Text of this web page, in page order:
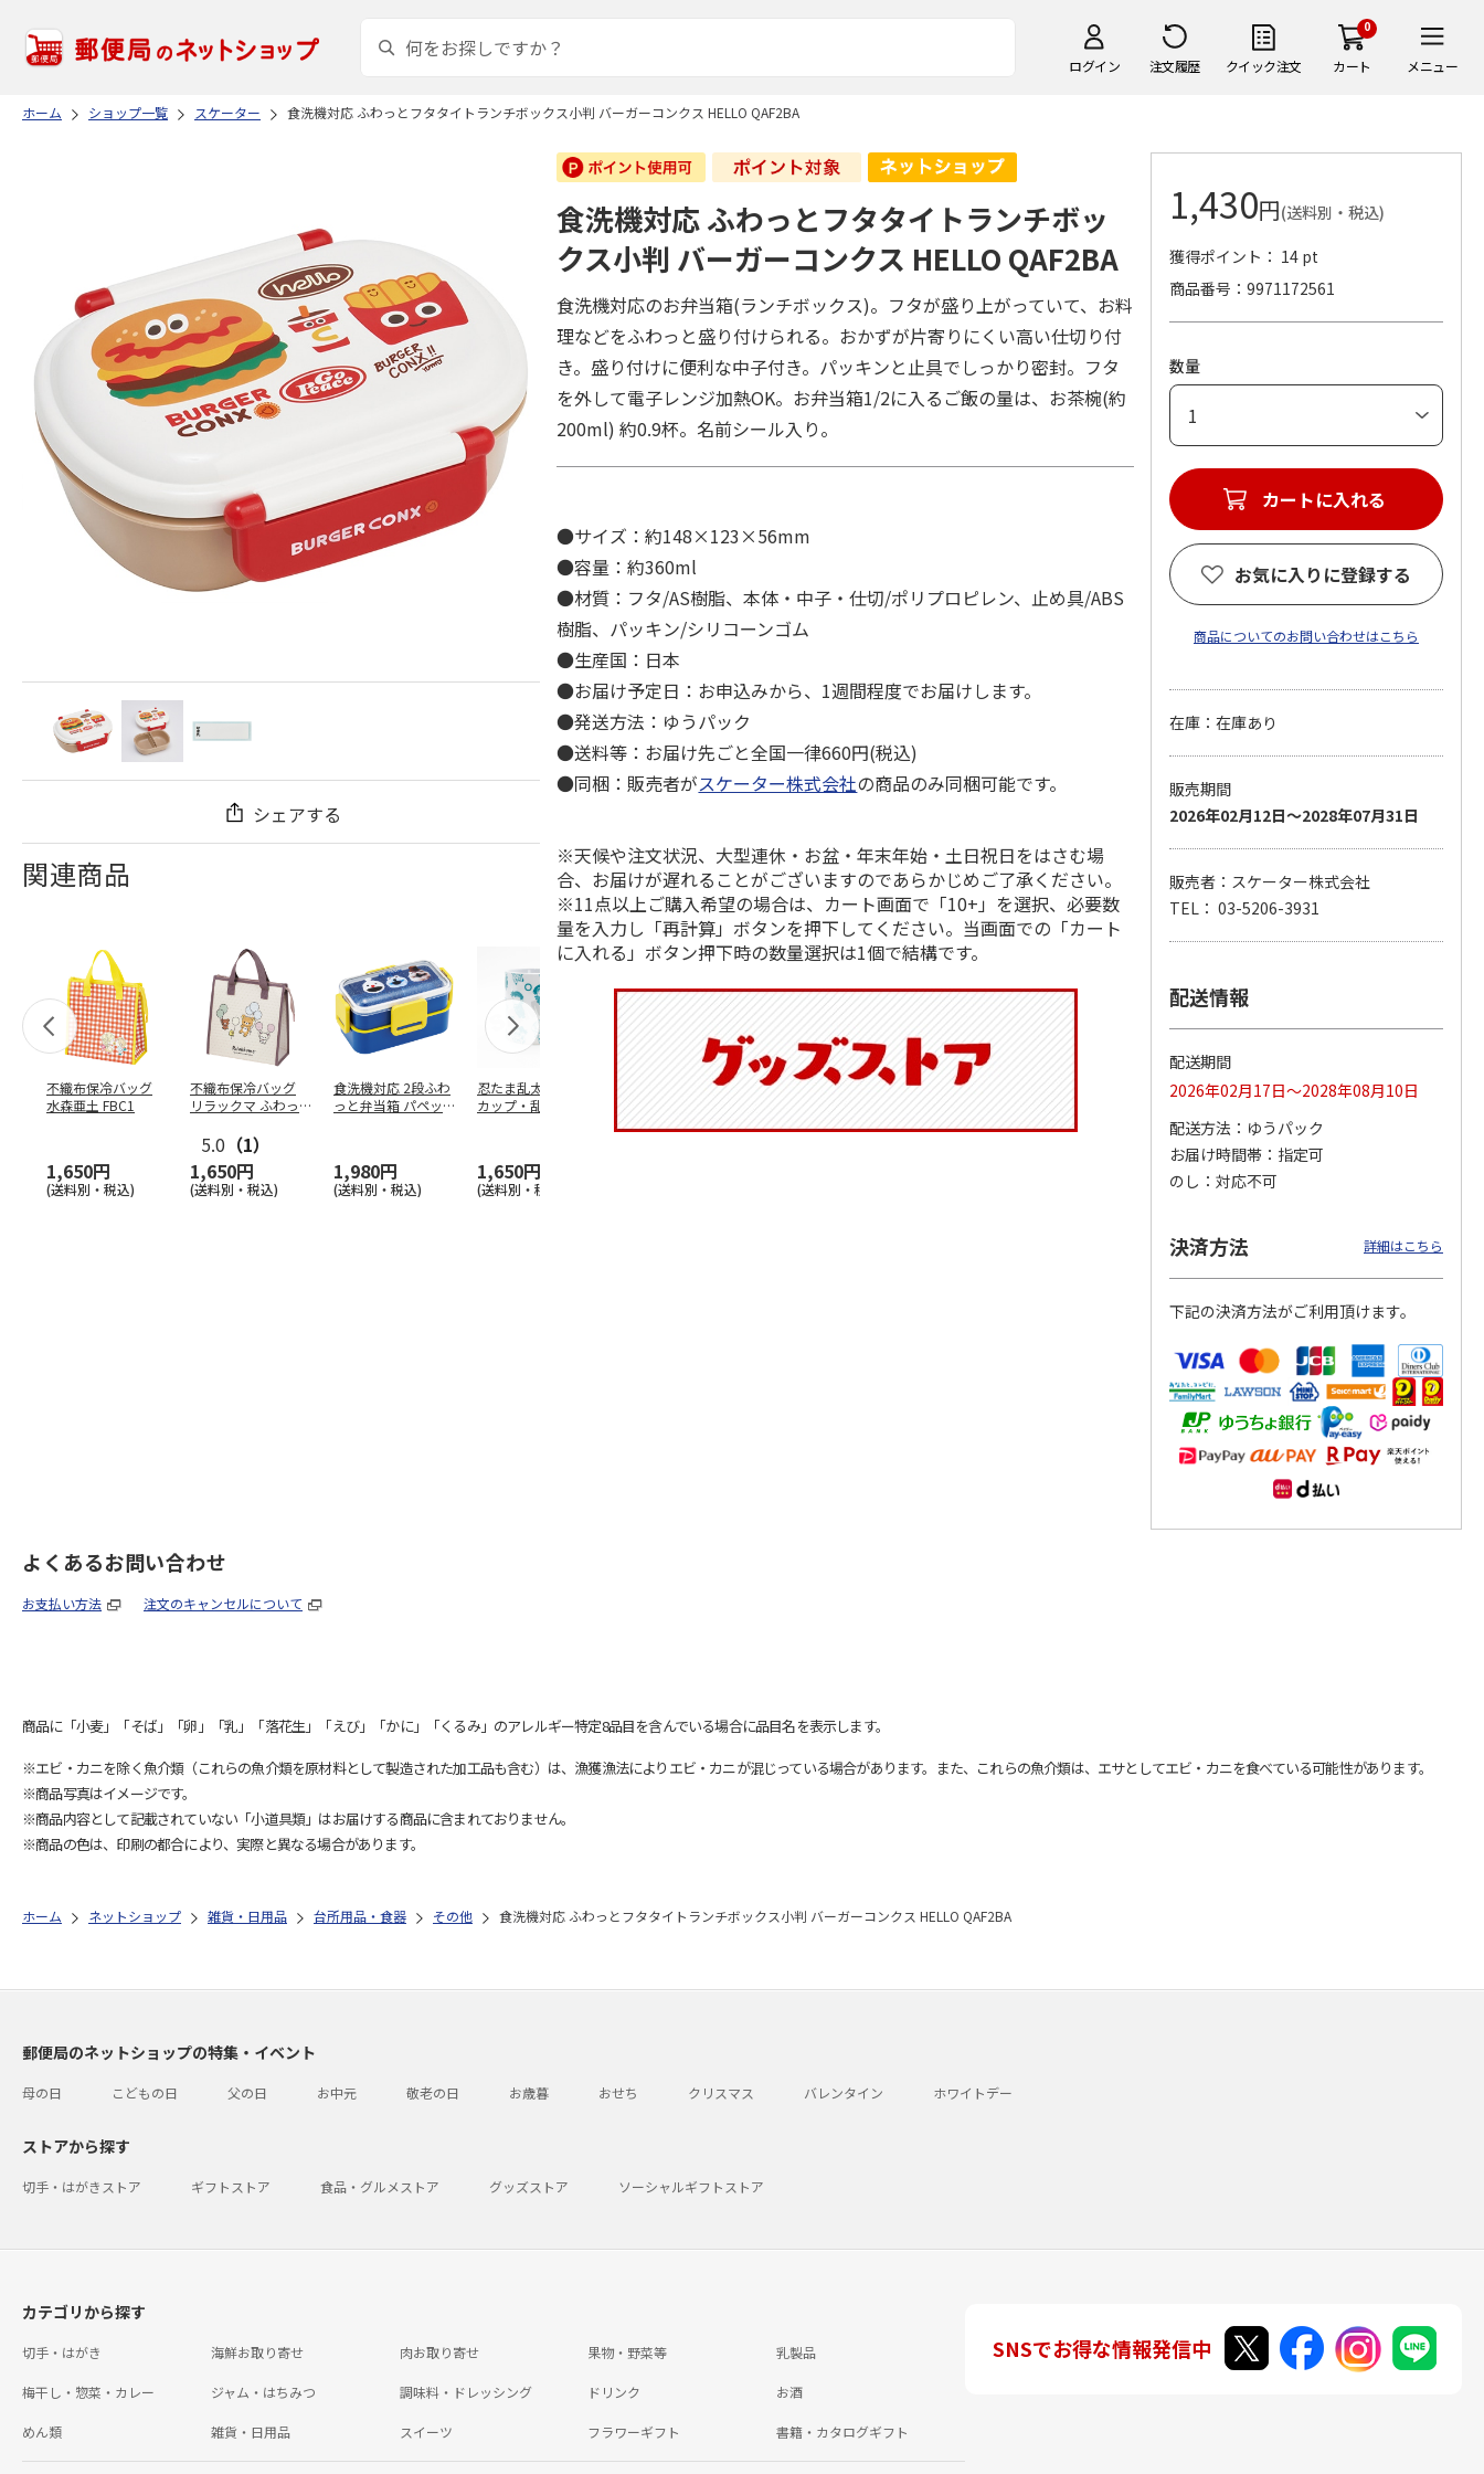
ログイン 注文履歴 クイック注文
0
カート メニュー
ホーム ショップ一覧 スケーター 食洗機対応 ふわっとフタタイトランチボックス小判 バーガーコンクス HELLO QAF2BA
シェアする
関連商品
不織布保冷バッグ
水森亜土 FBC1
1,650円
(送料別・税込)
不織布保冷バッグ
リラックマ ふわっ
5.0 （1）
1,650円
(送料別・税込)
食洗機対応 2段ふわ
っと弁当箱 パペッ
1,980円
(送料別・税込)
忍たま乱太郎 マグ
カップ・乱太郎・き
1,650円
(送料別・税込)
抗菌食洗機対応 ふ
わっと弁当箱 530ml
水森亜土 PF …
陶器ダイカットマグ
カップ ポムポムプ
リン CHMGD4
マスコット入りドリ
ンクボトル ハロー
キティ PSPR5MC
ふわっとフタタイト
ランチボックス角型
パペットスンスン
コーデュロイ生地ラ
キティ KCOB2
2,200円
(送料別・税込)
八角形ステンレスマ
食洗機対応 ふわっとフタタイトランチボッ
クス小判 バーガーコンクス HELLO QAF2BA
食洗機対応のお弁当箱(ランチボックス)。フタが盛り上がっていて、お料
理などをふわっと盛り付けられる。おかずが片寄りにくい高い仕切り付
き。盛り付けに便利な中子付き。パッキンと止具でしっかり密封。フタ
を外して電子レンジ加熱OK。お弁当箱1/2に入るご飯の量は、お茶椀(約
200ml) 約0.9杯。名前シール入り。
●サイズ：約148×123×56mm
●容量：約360ml
●材質：フタ/AS樹脂、本体・中子・仕切/ポリプロピレン、止め具/ABS
樹脂、パッキン/シリコーンゴム
●生産国：日本
●お届け予定日：お申込みから、1週間程度でお届けします。
●発送方法：ゆうパック
●送料等：お届け先ごと全国一律660円(税込)
●同梱：販売者がスケーター株式会社の商品のみ同梱可能です。
※天候や注文状況、大型連休・お盆・年末年始・土日祝日をはさむ場
合、お届けが遅れることがございますのであらかじめご了承ください。
※11点以上ご購入希望の場合は、カート画面で「10+」を選択、必要数
量を入力し「再計算」ボタンを押下してください。当画面での「カート
に入れる」ボタン押下時の数量選択は1個で結構です。
1,430円(送料別・税込)
獲得ポイント： 14 pt
商品番号
9971172561
数量
カートに入れる
お気に入りに登録する
商品についてのお問い合わせはこちら
在庫：在庫あり
販売期間
2026年02月12日～2028年07月31日
販売者：スケーター株式会社
TEL： 03-5206-3931
配送情報
配送期間
2026年02月17日～2028年08月10日
配送方法
ゆうパック
お届け時間帯
指定可
のし
対応不可
決済方法 詳細はこちら
下記の決済方法がご利用頂けます。
よくあるお問い合わせ
お支払い方法 注文のキャンセルについて
商品に「小麦」「そば」「卵」「乳」「落花生」「えび」「かに」「くるみ」のアレルギー特定8品目を含んでいる場合に品目名を表示します。
※エビ・カニを除く魚介類（これらの魚介類を原材料として製造された加工品も含む）は、漁獲漁法によりエビ・カニが混じっている場合があります。また、これらの魚介類は、エサとしてエビ・カニを食べている可能性があります。
※商品写真はイメージです。
※商品内容として記載されていない「小道具類」はお届けする商品に含まれておりません。
※商品の色は、印刷の都合により、実際と異なる場合があります。
ホーム ネットショップ 雑貨・日用品 台所用品・食器 その他 食洗機対応 ふわっとフタタイトランチボックス小判 バーガーコンクス HELLO QAF2BA
郵便局のネットショップの特集・イベント
母の日 こどもの日 父の日 お中元 敬老の日 お歳暮 おせち クリスマス バレンタイン ホワイトデー
ストアから探す
切手・はがきストア ギフトストア 食品・グルメストア グッズストア ソーシャルギフトストア
カテゴリから探す
切手・はがき 海鮮お取り寄せ 肉お取り寄せ 果物・野菜等 乳製品
梅干し・惣菜・カレー ジャム・はちみつ 調味料・ドレッシング ドリンク お酒
めん類 雑貨・日用品 スイーツ フラワーギフト 書籍・カタログギフト
SNSでお得な情報発信中